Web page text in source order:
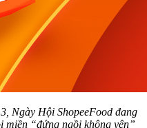
Ngày Hội ShopeeFood đang
miền “đứng ngồi không yên”